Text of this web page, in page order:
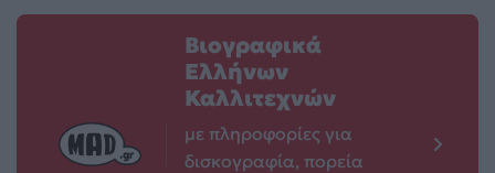
Βιογραφικά
Ελλήνων
Καλλιτεχνών
με πληροφορίες για
δισκογραφία, πορεία